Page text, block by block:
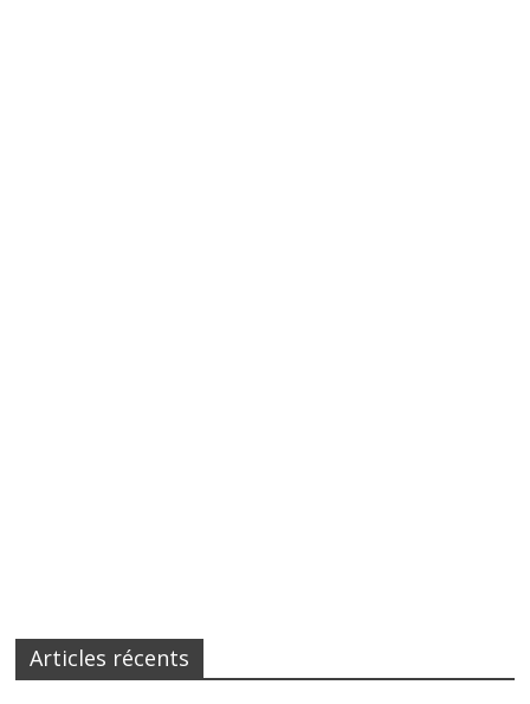
Articles récents